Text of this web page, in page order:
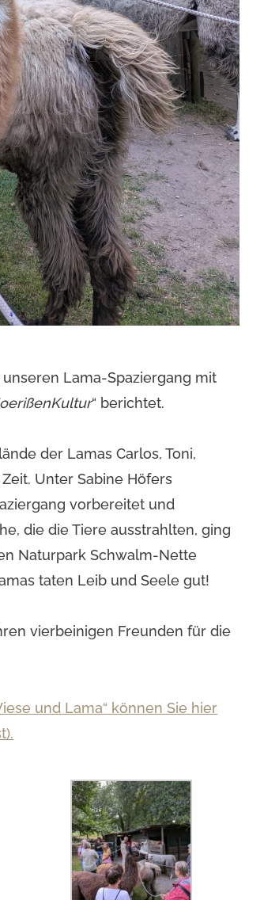
Lama-Spaziergang mit
“ berichtet.
der Lamas Carlos, Toni,
Unter Sabine Höfers
vorbereitet und
die die Tiere ausstrahlten, ging
Naturpark Schwalm-Nette
taten Leib und Seele gut!
vierbeinigen Freunden für die
und Lama“ können Sie hier